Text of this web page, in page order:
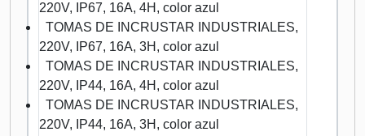
220V, IP67, 16A, 4H, color azul
TOMAS DE INCRUSTAR INDUSTRIALES,
220V, IP67, 16A, 3H, color azul
TOMAS DE INCRUSTAR INDUSTRIALES,
220V, IP44, 16A, 4H, color azul
TOMAS DE INCRUSTAR INDUSTRIALES,
220V, IP44, 16A, 3H, color azul